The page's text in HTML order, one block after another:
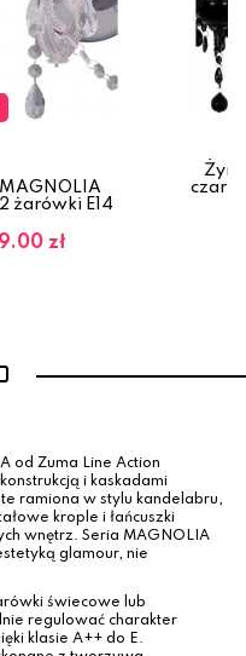
żarówki E14
zł
od Zuma Line Action
i kaskadami
ramiona w stylu kandelabru,
krople i łańcuszki
wnętrz. Seria MAGNOLIA
glamour, nie
świecowe lub
regulować charakter
klasie A++ do E.